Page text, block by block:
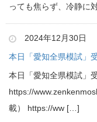
っても焦らず、冷静に
2024年12月30日
本日「愛知全県模試」
本日「愛知全県模試」
https://
載） https://ww […]